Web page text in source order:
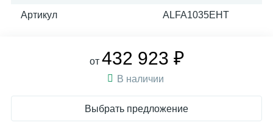
Артикул ALFA1035EHT
от 432 923 ₽
В наличии
Выбрать предложение